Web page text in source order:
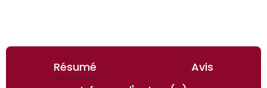
Résumé
Avis